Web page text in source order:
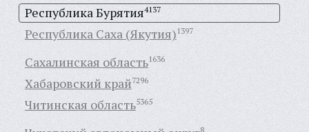
Республика Бурятия4137
Республика Саха (Якутия)1397
Сахалинская область1636
Хабаровский край7296
Читинская область5365
8